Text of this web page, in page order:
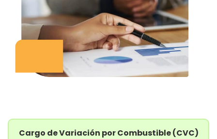
Cargo de Variación por Combustible (CVC)